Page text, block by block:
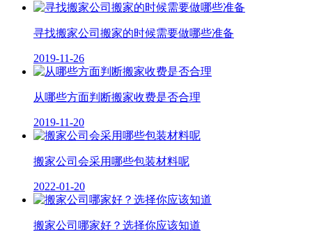
寻找搬家公司搬家的时候需要做哪些准备
2019-11-26
从哪些方面判断搬家收费是否合理
2019-11-20
搬家公司会采用哪些包装材料呢
2022-01-20
搬家公司哪家好？选择你应该知道